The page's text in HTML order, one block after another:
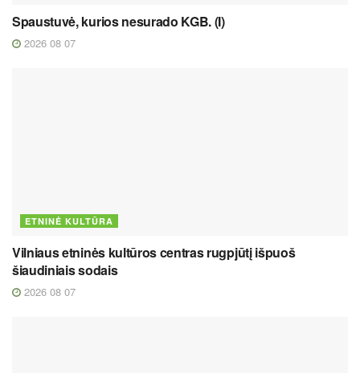
Spaustuvė, kurios nesurado KGB. (I)
2026 08 07
ETNINĖ KULTŪRA
Vilniaus etninės kultūros centras rugpjūtį išpuoš
šiaudiniais sodais
2026 08 07